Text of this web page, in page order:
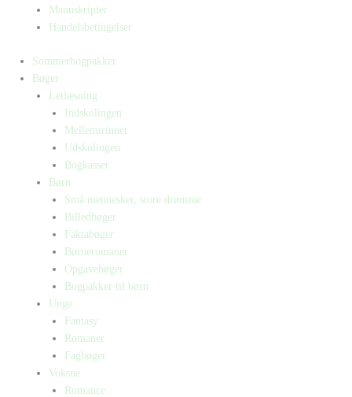
Manuskripter
Handelsbetingelser
Sommerbogpakker
Bøger
Letlæsning
Indskolingen
Mellemtrinnet
Udskolingen
Bogkasser
Børn
Små mennesker, store drømme
Billedbøger
Faktabøger
Børneromaner
Opgavebøger
Bogpakker til børn
Unge
Fantasy
Romaner
Fagbøger
Voksne
Romance